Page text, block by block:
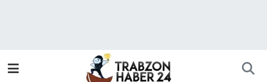
Hava Durumu